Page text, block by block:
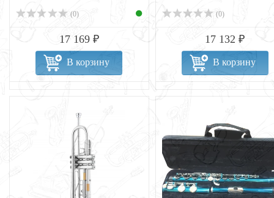
(0)
17 169 ₽
В корзину
(0)
17 132 ₽
В корзину